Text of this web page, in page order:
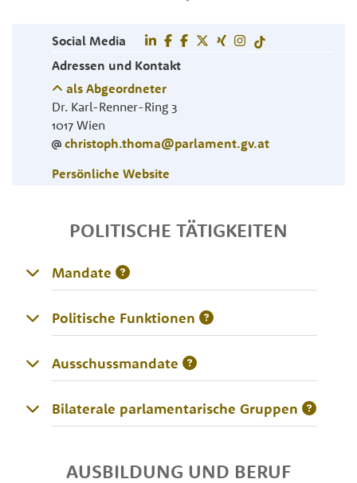
Social Media
Adressen und Kontakt
als Abgeordneter
Dr. Karl-Renner-Ring 3
1017 Wien
christoph.thoma@parlament.gv.at
Persönliche Website
POLITISCHE TÄTIGKEITEN
Mandate
Politische Funktionen
Ausschussmandate
Bilaterale parlamentarische Gruppen
AUSBILDUNG UND BERUF